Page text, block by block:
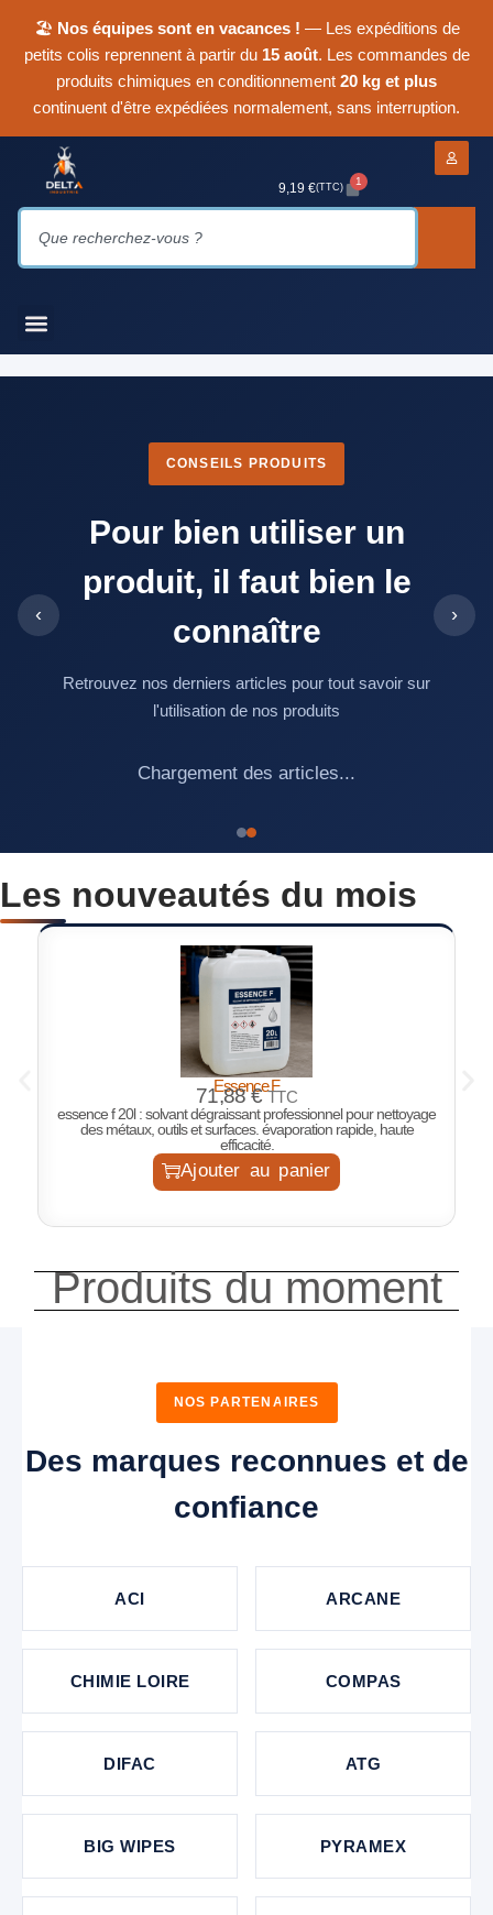
🏖 Nos équipes sont en vacances ! — Les expéditions de
petits colis reprennent à partir du 15 août. Les commandes de
produits chimiques en conditionnement 20 kg et plus
continuent d'être expédiées normalement, sans interruption.
9,19 €(TTC) 1
CONSEILS PRODUITS
Pour bien utiliser un
produit, il faut bien le
connaître
Retrouvez nos derniers articles pour tout savoir sur
l'utilisation de nos produits
Chargement des articles...
‹ ›
Les nouveautés du mois
Essence F
71,88€ TTC
essence f 20l : solvant dégraissant professionnel pour nettoyage
des métaux, outils et surfaces. évaporation rapide, haute
efficacité.
Ajouter au panier
Produits du moment
NOS PARTENAIRES
Des marques reconnues et de
confiance
ACI ARCANE
CHIMIE LOIRE COMPAS
DIFAC ATG
BIG WIPES PYRAMEX